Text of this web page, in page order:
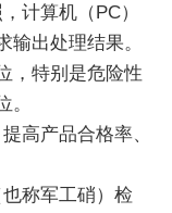
计算机（PC）
输出处理结果。
，特别是危险性
。
高产品合格率、
称军工硝）检